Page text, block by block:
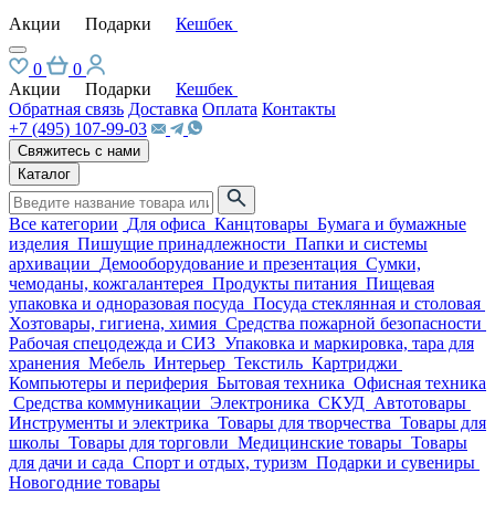
Акции
Подарки Кешбек
0
0
Акции
Подарки
Кешбек
Обратная связь Доставка Оплата Контакты
+7 (495) 107-99-03
Свяжитесь с нами
Каталог
Все категории Для офиса Канцтовары Бумага и бумажные
изделия Пишущие принадлежности Папки и системы
архивации Демооборудование и презентация Сумки,
чемоданы, кожгалантерея Продукты питания Пищевая
упаковка и одноразовая посуда Посуда стеклянная и столовая
Хозтовары, гигиена, химия Средства пожарной безопасности
Рабочая спецодежда и СИЗ Упаковка и маркировка, тара для
хранения Мебель Интерьер Текстиль Картриджи
Компьютеры и периферия Бытовая техника Офисная техника
Средства коммуникации Электроника СКУД Автотовары
Инструменты и электрика Товары для творчества Товары для
школы Товары для торговли Медицинские товары Товары
для дачи и сада Спорт и отдых, туризм Подарки и сувениры
Новогодние товары